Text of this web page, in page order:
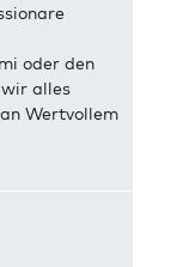
oder den
alles
Wertvollem